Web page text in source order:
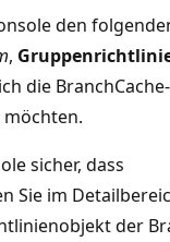
den
,
die BranchCache-
sicher, dass
Sie im
der